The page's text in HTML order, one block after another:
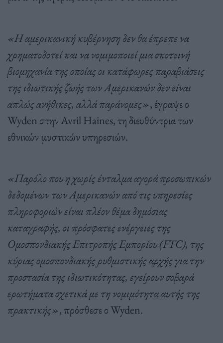
«Η αμερικανική κυβέρνηση δεν θα έπρεπε να
χρηματοδοτεί και να νομιμοποιεί μια σκοτεινή
βιομηχανία της οποίας οι κατάφωρες παραβιάσεις
της ιδιωτικής ζωής των Αμερικανών δεν είναι
απλώς ανήθικες, αλλά παράνομες», έγραψε ο
Wyden στην Avril Haines, τη διευθύντρια των
εθνικών μυστικών υπηρεσιών.
«Παρόλο που η χωρίς ένταλμα αγορά προσωπικών
δεδομένων των Αμερικανών από τις υπηρεσίες
πληροφοριών είναι πλέον θέμα δημόσιας
καταγραφής, οι πρόσφατες ενέργειες της
Ομοσπονδιακής Επιτροπής Εμπορίου (FTC), της
κύριας ομοσπονδιακής ρυθμιστικής αρχής για την
προστασία της ιδιωτικότητας, εγείρουν σοβαρά
ερωτήματα σχετικά με τη νομιμότητα αυτής της
πρακτικής», πρόσθεσε ο Wyden.